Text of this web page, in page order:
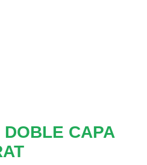
CAPA